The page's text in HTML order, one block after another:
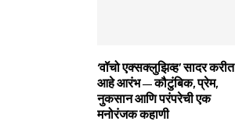
‘वॉचो एक्सक्लुझिव्ह’ सादर करीत
आहे आरंभ – कौटुंबिक, प्रेम,
नुकसान आणि परंपरेची एक
मनोरंजक कहाणी